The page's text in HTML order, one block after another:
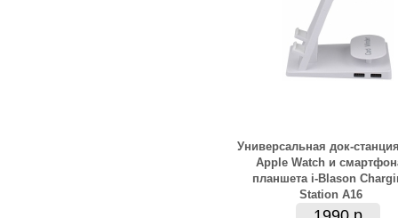
Универсальная док-
Apple Watch и
планшета i-Blason
Station A16